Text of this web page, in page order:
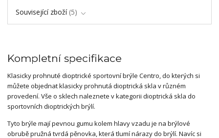
Související zboží 5
Kompletní specifikace
Klasicky prohnuté dioptrické sportovní brýle Centro, do kterých si
můžete objednat klasicky prohnutá dioptrická skla v různém
provedení. Vše o sklech naleznete v kategorii dioptrická skla do
sportovních dioptrických brýlí.
Tyto brýle mají pevnou gumu kolem hlavy vzadu je na brýlové
obrubě pružná tvrdá pěnovka, která tlumí nárazy do brýlí. Navíc si